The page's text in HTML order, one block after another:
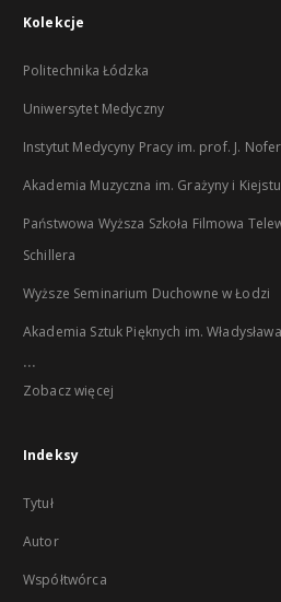
Kolekcje
Politechnika Łódzka
Uniwersytet Medyczny
Instytut Medycyny Pracy im. prof. J.
Akademia Muzyczna im. Grażyny i
Państwowa Wyższa Szkoła Filmowa
Schillera
Wyższe Seminarium Duchowne w Łodzi
Akademia Sztuk Pięknych im.
...
Zobacz więcej
Indeksy
Tytuł
Autor
Współtwórca